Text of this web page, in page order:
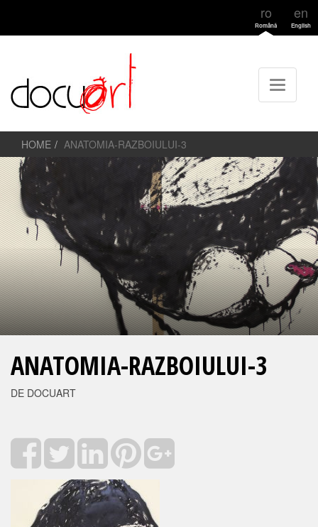
ro
Română
en
English
HOME ANATOMIA-RAZBOIULUI-3
ANATOMIA-RAZBOIULUI-3
DE DOCUART